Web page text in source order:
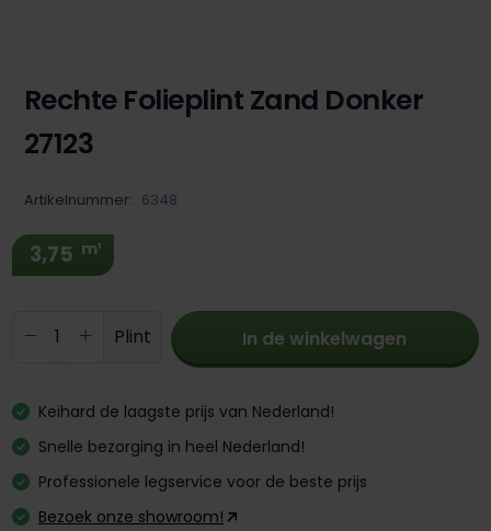
Rechte Folieplint Zand Donker
27123
Artikelnummer: 6348
3,75 m¹
Producthoeveelheid: Voer de
Plint In de winkelwagen
Keihard de laagste prijs van Nederland!
Snelle bezorging in heel Nederland!
Professionele legservice voor de beste prijs
Bezoek onze showroom!